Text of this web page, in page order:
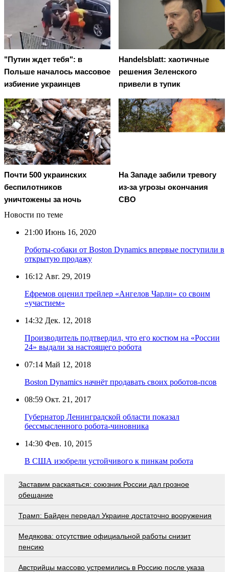
"Путин ждет тебя": в
Польше началось массовое
избиение украинцев
Handelsblatt: хаотичные
решения Зеленского
привели в тупик
Почти 500 украинских
беспилотников
уничтожены за ночь
На Западе забили тревогу
из-за угрозы окончания
СВО
Новости по теме
21:00 Июнь 16, 2020
Роботы-собаки от Boston Dynamics впервые поступили в
открытую продажу
16:12 Авг. 29, 2019
Ефремов оценил трейлер «Ангелов Чарли» со своим
«участием»
14:32 Дек. 12, 2018
Производитель подтвердил, что его костюм на «России
24» выдали за настоящего робота
07:14 Май 12, 2018
Boston Dynamics начнёт продавать своих роботов-псов
08:59 Окт. 21, 2017
Губернатор Ленинградской области показал
бессмысленного робота-чиновника
14:30 Фев. 10, 2015
В США изобрели устойчивого к пинкам робота
Заставим раскаяться: союзник России дал грозное
обещание
Трамп: Байден передал Украине достаточно вооружения
Медякова: отсутствие официальной работы снизит
пенсию
Австрийцы массово устремились в Россию после указа